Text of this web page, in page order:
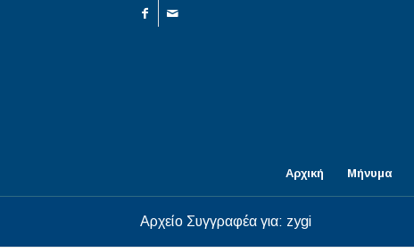
Αρχική Μήνυμα
Αρχείο Συγγραφέα για: zygi